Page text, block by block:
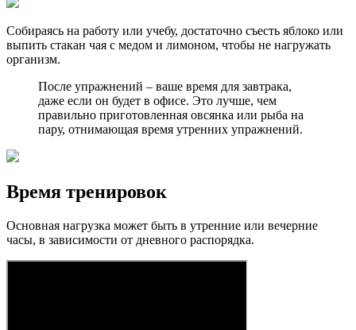
Собираясь на работу или учебу, достаточно съесть яблоко или
выпить стакан чая с медом и лимоном, чтобы не нагружать
организм.
После упражнений – ваше время для завтрака,
даже если он будет в офисе. Это лучше, чем
правильно приготовленная овсянка или рыба на
пару, отнимающая время утренних упражнений.
Время тренировок
Основная нагрузка может быть в утренние или вечерние
часы, в зависимости от дневного распорядка.